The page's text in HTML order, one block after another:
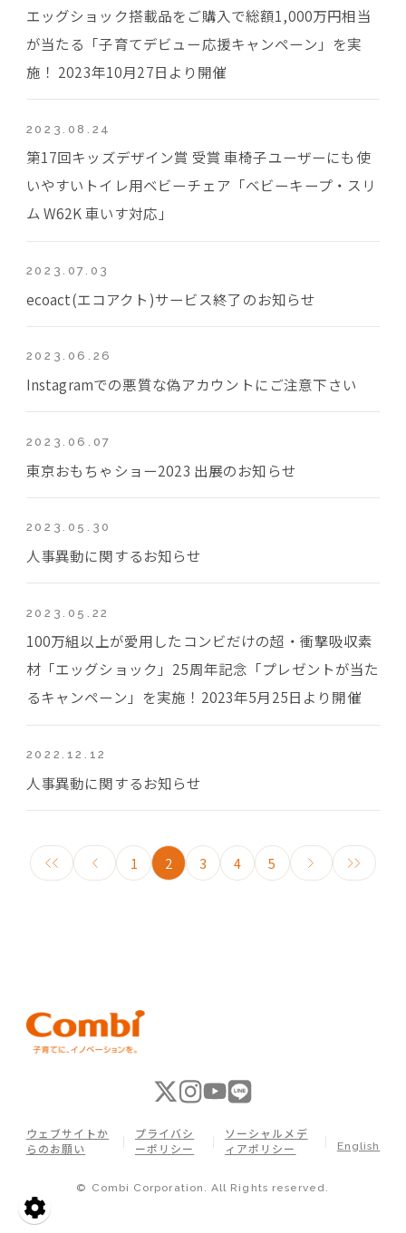
エッグショック搭載品をご購入で総額1,000万円相当
が当たる「子育てデビュー応援キャンペーン」を実
施！ 2023年10月27日より開催
2023.08.24
第17回キッズデザイン賞 受賞 車椅子ユーザーにも使
いやすいトイレ用ベビーチェア「ベビーキープ・スリ
ム W62K 車いす対応」
2023.07.03
ecoact(エコアクト)サービス終了のお知らせ
2023.06.26
Instagramでの悪質な偽アカウントにご注意下さい
2023.06.07
東京おもちゃショー2023 出展のお知らせ
2023.05.30
人事異動に関するお知らせ
2023.05.22
100万組以上が愛用したコンビだけの超・衝撃吸収素
材「エッグショック」25周年記念「プレゼントが当た
るキャンペーン」を実施！2023年5月25日より開催
2022.12.12
人事異動に関するお知らせ
1 2 3 4 5
© Combi Corporation. All Rights reserved.
ウェブサイトか
らのお願い
プライバシ
ーポリシー
ソーシャルメデ
ィアポリシー
English